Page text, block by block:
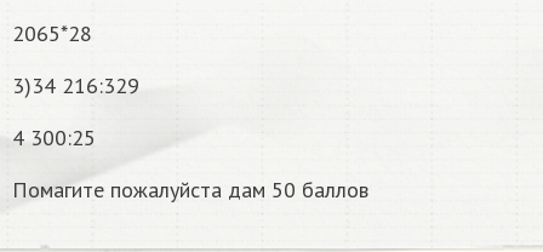
2065*28
3)34 216:329
4 300:25
Помагите пожалуйста дам 50 баллов